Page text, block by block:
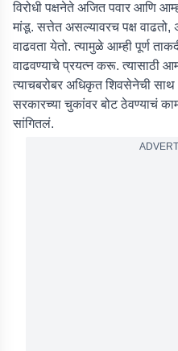
विरोधी पक्षनेते अजित पवार आणि
मांडू. सत्तेत असल्यावरच पक्ष वाढतो,
वाढवता येतो. त्यामुळे आम्ही पूर्ण
वाढवण्याचे प्रयत्न करू. त्यासाठी
त्याचबरोबर अधिकृत शिवसेनेची साथ
सरकारच्या चुकांवर बोट ठेवण्याचं
सांगितलं.